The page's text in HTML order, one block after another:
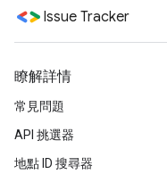
Issue Tracker
瞭解詳情
常見問題
API 挑選器
地點 ID 搜尋器